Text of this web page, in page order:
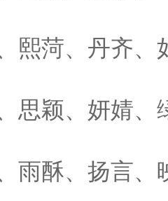
熙菏、丹齐、
思颖、妍婧、
雨酥、扬言、